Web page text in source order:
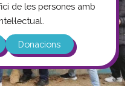
de les persones amb
Donacions